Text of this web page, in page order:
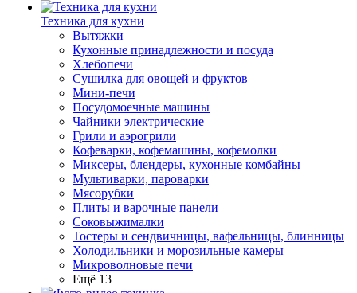
Техника для кухни
Вытяжки
Кухонные принадлежности и посуда
Хлебопечи
Сушилка для овощей и фруктов
Мини-печи
Посудомоечные машины
Чайники электрические
Грили и аэрогрили
Кофеварки, кофемашины, кофемолки
Миксеры, блендеры, кухонные комбайны
Мультиварки, пароварки
Мясорубки
Плиты и варочные панели
Соковыжималки
Тостеры и сендвичницы, вафельницы, блинницы
Холодильники и морозильные камеры
Микроволновые печи
Ещё 13